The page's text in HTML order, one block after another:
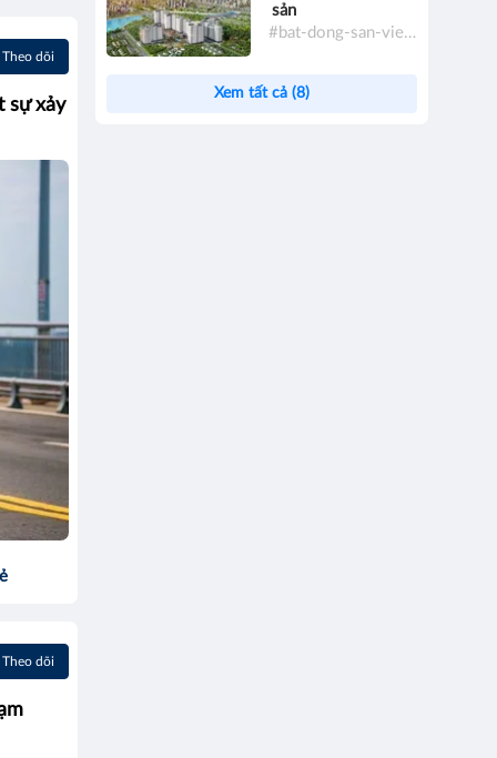
Theo dõi
sự xảy
Theo dõi
sản
#bat-dong-san-viet-nam
Xem tất cả (8)